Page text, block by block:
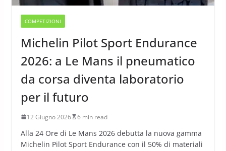
Michelin Pilot Sport Endurance
2026: a Le Mans il pneumatico
da corsa diventa laboratorio
per il futuro